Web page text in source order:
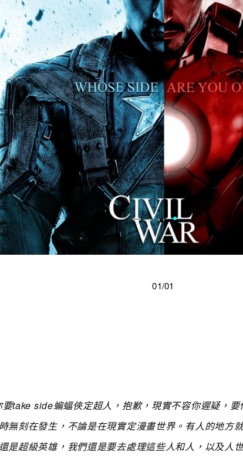
01/01
take side蝙蝠俠定超人，抱歉，現實不容你遲疑，要
無刻在發生，不論是在現實定漫畫世界。有人的地方
是超級英雄，我們還是要去處理這些人和人，以及人